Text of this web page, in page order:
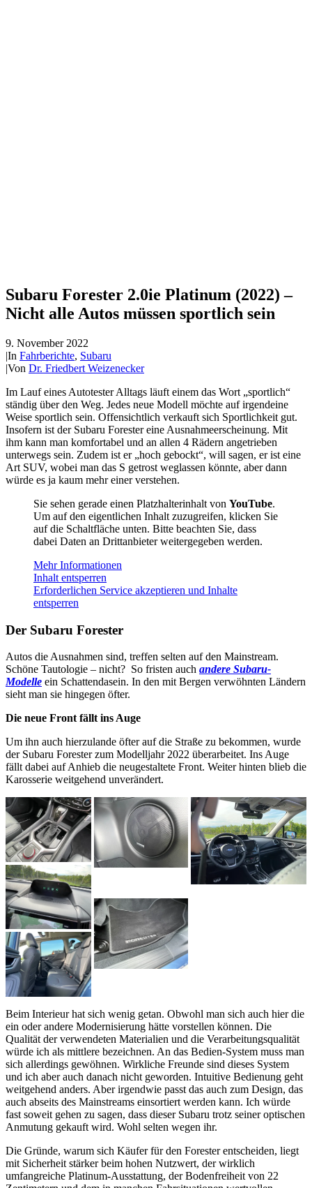
Subaru Forester 2.0ie Platinum (2022) –
Nicht alle Autos müssen sportlich sein
9. November 2022
|In Fahrberichte, Subaru
|Von Dr. Friedbert Weizenecker
Im Lauf eines Autotester Alltags läuft einem das Wort „sportlich“
ständig über den Weg. Jedes neue Modell möchte auf irgendeine
Weise sportlich sein. Offensichtlich verkauft sich Sportlichkeit gut.
Insofern ist der Subaru Forester eine Ausnahmeerscheinung. Mit
ihm kann man komfortabel und an allen 4 Rädern angetrieben
unterwegs sein. Zudem ist er „hoch gebockt“, will sagen, er ist eine
Art SUV, wobei man das S getrost weglassen könnte, aber dann
würde es ja kaum mehr einer verstehen.
Sie sehen gerade einen Platzhalterinhalt von YouTube.
Um auf den eigentlichen Inhalt zuzugreifen, klicken Sie
auf die Schaltfläche unten. Bitte beachten Sie, dass
dabei Daten an Drittanbieter weitergegeben werden.
Mehr Informationen
Inhalt entsperren
Erforderlichen Service akzeptieren und Inhalte
entsperren
Der Subaru Forester
Autos die Ausnahmen sind, treffen selten auf den Mainstream.
Schöne Tautologie – nicht? So fristen auch andere Subaru-
Modelle ein Schattendasein. In den mit Bergen verwöhnten Ländern
sieht man sie hingegen öfter.
Die neue Front fällt ins Auge
Um ihn auch hierzulande öfter auf die Straße zu bekommen, wurde
der Subaru Forester zum Modelljahr 2022 überarbeitet. Ins Auge
fällt dabei auf Anhieb die neugestaltete Front. Weiter hinten blieb die
Karosserie weitgehend unverändert.
Beim Interieur hat sich wenig getan. Obwohl man sich auch hier die
ein oder andere Modernisierung hätte vorstellen können. Die
Qualität der verwendeten Materialien und die Verarbeitungsqualität
würde ich als mittlere bezeichnen. An das Bedien-System muss man
sich allerdings gewöhnen. Wirkliche Freunde sind dieses System
und ich aber auch danach nicht geworden. Intuitive Bedienung geht
weitgehend anders. Aber irgendwie passt das auch zum Design, das
auch abseits des Mainstreams einsortiert werden kann. Ich würde
fast soweit gehen zu sagen, dass dieser Subaru trotz seiner optischen
Anmutung gekauft wird. Wohl selten wegen ihr.
Die Gründe, warum sich Käufer für den Forester entscheiden, liegt
mit Sicherheit stärker beim hohen Nutzwert, der wirklich
umfangreiche Platinum-Ausstattung, der Bodenfreiheit von 22